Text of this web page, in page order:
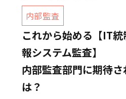
内部監査
これから始める【IT
報システム監査】
内部監査部門に期待さ
は？